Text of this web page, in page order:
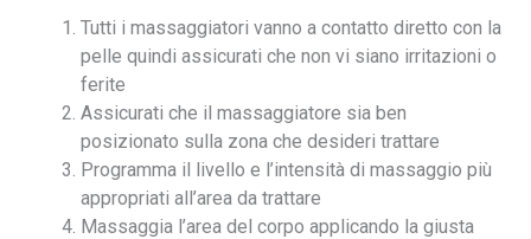
Tutti i massaggiatori vanno a contatto diretto con la
pelle quindi assicurati che non vi siano irritazioni o
ferite
Assicurati che il massaggiatore sia ben
posizionato sulla zona che desideri trattare
Programma il livello e l’intensità di massaggio più
appropriati all’area da trattare
Massaggia l’area del corpo applicando la giusta